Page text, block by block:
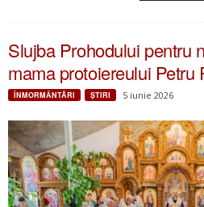
Slujba Prohodului pentru
mama protoiereului Petru
ÎNMORMÂNTĂRI ŞTIRI 5 iunie 2026